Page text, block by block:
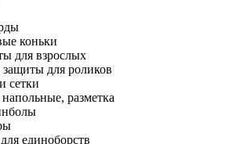
коньки
для взрослых
для роликов
сетки
разметка
единоборств